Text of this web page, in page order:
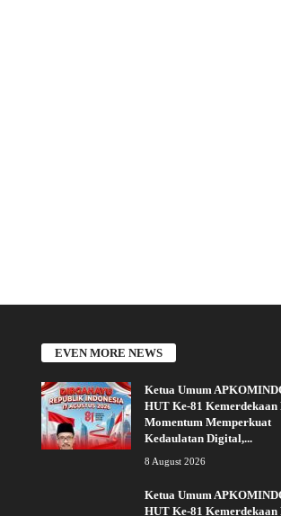
EVEN MORE NEWS
Ketua Umum
HUT Ke-81 Kemerdekaan
Momentum Memperkuat
Kedaulatan Digital,...
8 August 2026
Ketua Umum
HUT Ke-81 Kemerdekaan